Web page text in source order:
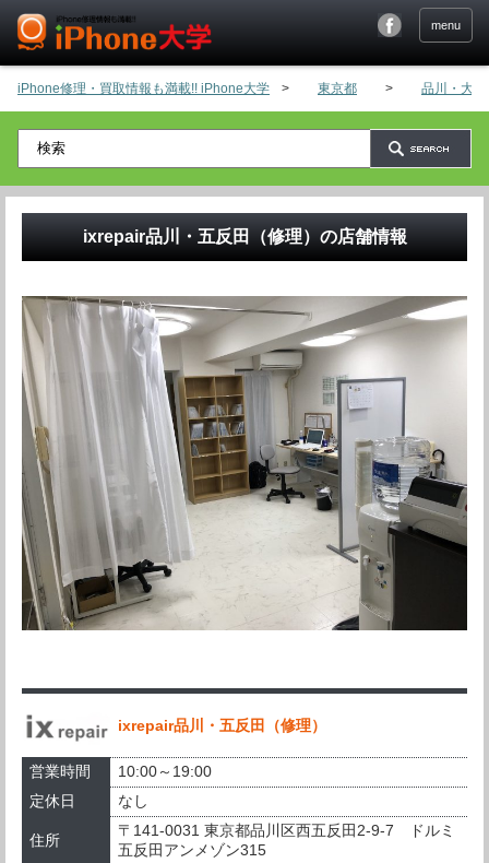
menu
iPhone修理・買取情報も満載!! iPhone大学 > 東京都 > 品川・大
ixrepair品川・五反田（修理） の店舗情報
ixrepair品川・五反田（修理）
営業時間
10:00～19:00
定休日
なし
住所
〒141-0031 東京都品川区西五反田2-9-7 ドルミ
五反田アンメゾン315